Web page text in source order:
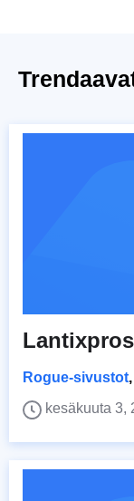
Rogue-sivustot,
kesäkuuta 3,